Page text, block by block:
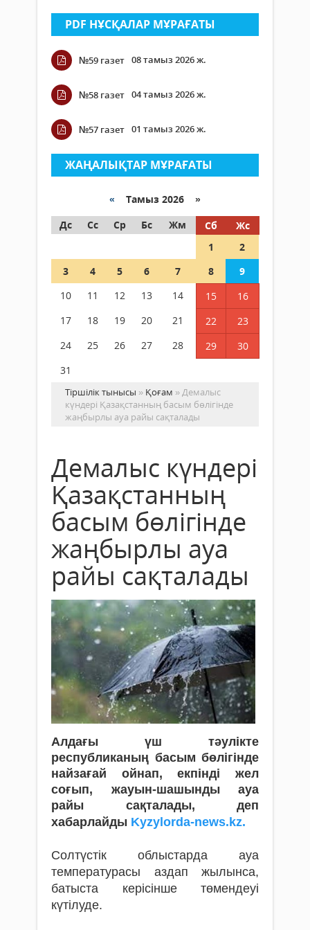
PDF НҰСҚАЛАР МҰРАҒАТЫ
№59 газет 08 тамыз 2026 ж.
№58 газет 04 тамыз 2026 ж.
№57 газет 01 тамыз 2026 ж.
ЖАҢАЛЫҚТАР МҰРАҒАТЫ
« Тамыз 2026 »
Дс
Сс Ср Бс Жм Сб
Жс
1
2
3
4 5 6 7 8
9
10
11 12 13 14 15
16
17
18 19 20 21 22
23
24
25 26 27 28 29
30
31
Тіршілік тынысы » Қоғам » Демалыс
күндері Қазақстанның басым бөлігінде
жаңбырлы ауа райы сақталады
Демалыс күндері
Қазақстанның
басым бөлігінде
жаңбырлы ауа
райы сақталады
Алдағы үш тәулікте
республиканың басым бөлігінде
найзағай ойнап, екпінді жел
соғып, жауын-шашынды ауа
райы сақталады, деп
хабарлайды Kyzylorda-news.kz.
Солтүстік облыстарда ауа
температурасы аздап жылынса,
батыста керісінше төмендеуі
күтілуде.